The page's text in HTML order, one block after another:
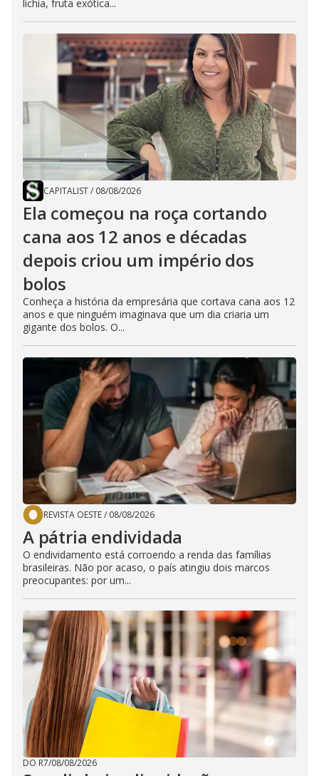
lichia, fruta exótica...
CAPITALIST/ 08/08/2026
Ela começou na roça cortando
cana aos 12 anos e décadas
depois criou um império dos
bolos
Conheça a história da empresária que cortava cana aos 12
anos e que ninguém imaginava que um dia criaria um
gigante dos bolos. O...
REVISTA OESTE/ 08/08/2026
A pátria endividada
O endividamento está corroendo a renda das famílias
brasileiras. Não por acaso, o país atingiu dois marcos
preocupantes: por um...
DO R7/08/08/2026